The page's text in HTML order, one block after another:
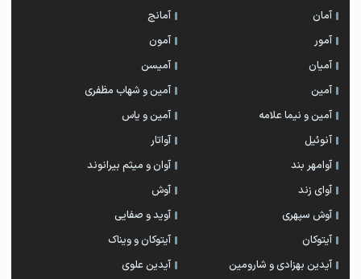
آمان
آمانج
آمور
آمون
آمیان
آمیسن
آمین
آمین و شهاب مظفری
آمین و نیما علامه
آمین و یاس
آنوئیل
آواتار
آوامهر بند
آوان و میثم بیرانوند
آوای زند
آوش
آوش سپهری
آوید و صفایی
آیتوکان
آیتوکان و ویناک
آیدین بهزادی و شارومین
آیدین علوی